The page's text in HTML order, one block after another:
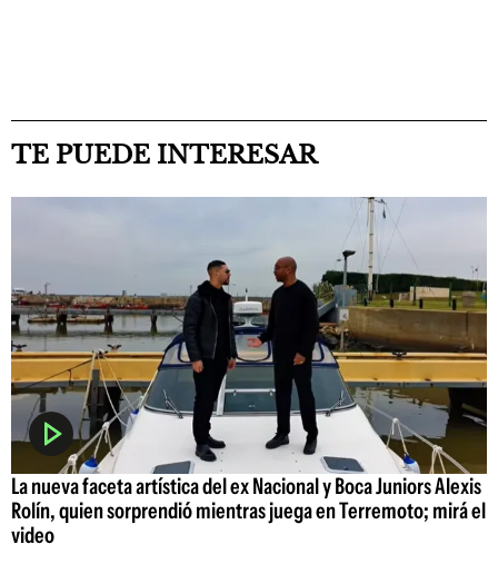
TE PUEDE INTERESAR
La nueva faceta artística del ex Nacional y Boca Juniors Alexis
Rolín, quien sorprendió mientras juega en Terremoto; mirá el
video